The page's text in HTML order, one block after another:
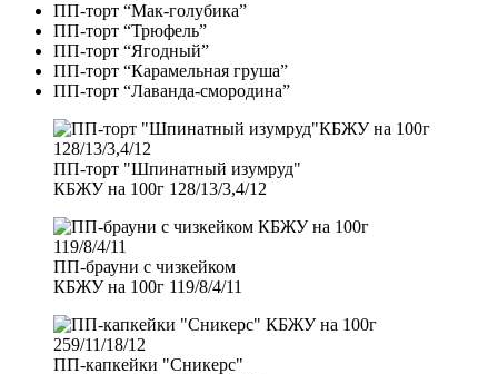
ПП-торт “Мак-голубика”
ПП-торт “Трюфель”
ПП-торт “Ягодный”
ПП-торт “Карамельная груша”
ПП-торт “Лаванда-смородина”
ПП-торт "Шпинатный изумруд"
КБЖУ на 100г 128/13/3,4/12
ПП-брауни с чизкейком
КБЖУ на 100г 119/8/4/11
ПП-капкейки "Сникерс"